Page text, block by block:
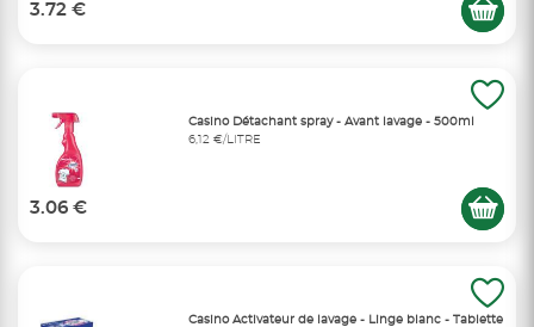
3.72 €
Casino Détachant spray - Avant lavage - 500ml
6,12 €/LITRE
3.06 €
Casino Activateur de lavage - Linge blanc - Tablette